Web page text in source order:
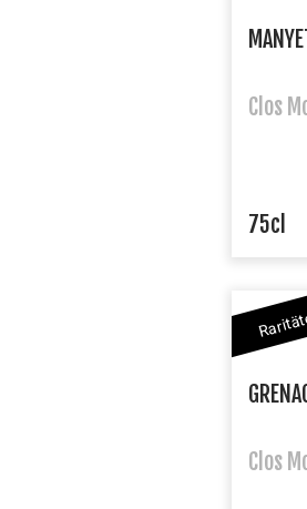
Clos
75cl
Clos